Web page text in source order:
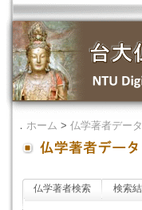
． ホーム > 仏学著者デー
仏学著者検索 検索